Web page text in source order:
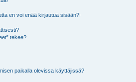
en voi enää kirjautua sisään?!
tekee?
paikalla olevissa käyttäjissä?